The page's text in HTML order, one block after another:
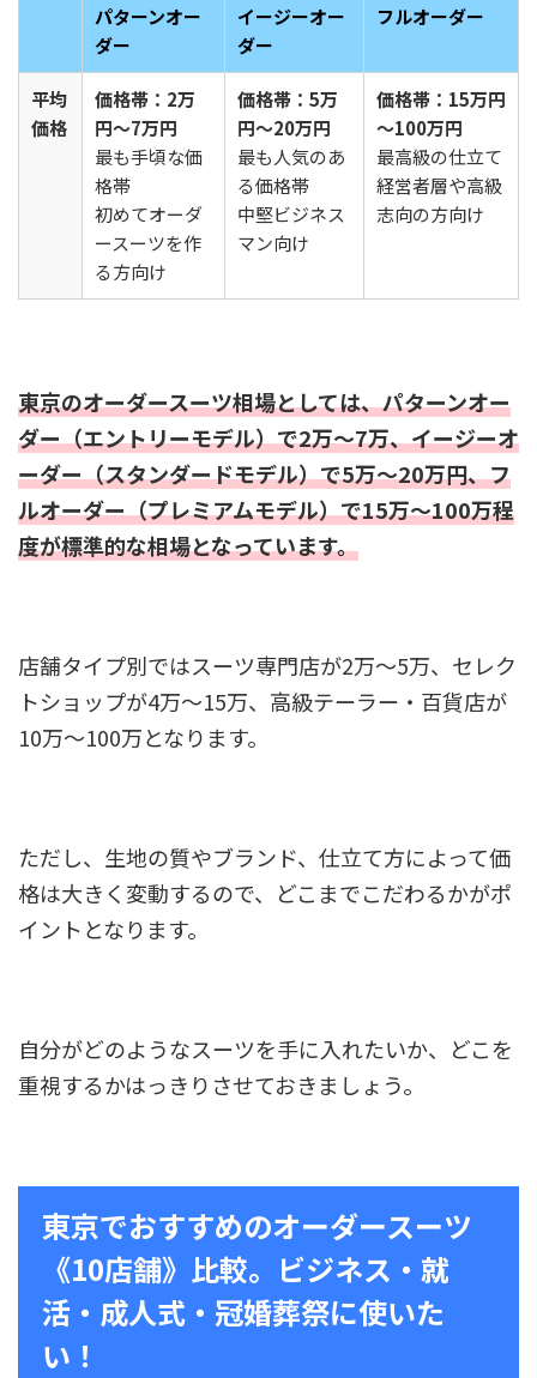
パターンオー
ダー
イージーオー
ダー
フルオーダー
平均
価格
価格帯：2万
円～7万円
最も手頃な価
格帯
初めてオーダ
ースーツを作
る方向け
価格帯：5万
円～20万円
最も人気のあ
る価格帯
中堅ビジネス
マン向け
価格帯：15万円
～100万円
最高級の仕立て
経営者層や高級
志向の方向け
東京のオーダースーツ相場としては、パターンオー
ダー（エントリーモデル）で2万～7万、イージーオ
ーダー（スタンダードモデル）で5万～20万円、フ
ルオーダー（プレミアムモデル）で15万～100万程
度が標準的な相場となっています。
店舗タイプ別ではスーツ専門店が2万～5万、セレク
トショップが4万～15万、高級テーラー・百貨店が
10万～100万となります。
ただし、生地の質やブランド、仕立て方によって価
格は大きく変動するので、どこまでこだわるかがポ
イントとなります。
自分がどのようなスーツを手に入れたいか、どこを
重視するかはっきりさせておきましょう。
東京でおすすめのオーダースーツ
《10店舗》比較。ビジネス・就
活・成人式・冠婚葬祭に使いた
い！